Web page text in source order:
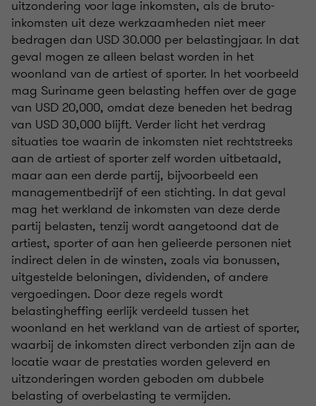
uitzondering voor lage inkomsten, als de bruto-
inkomsten uit deze werkzaamheden niet meer
bedragen dan USD 30.000 per belastingjaar. In dat
geval mogen ze alleen belast worden in het
woonland van de artiest of sporter. In het voorbeeld
mag Suriname geen belasting heffen over de gage
van USD 20,000, omdat deze beneden het bedrag
van USD 30,000 blijft. Verder licht het verdrag
situaties toe waarin de inkomsten niet rechtstreeks
aan de artiest of sporter zelf worden uitbetaald,
maar aan een derde partij, bijvoorbeeld een
managementbedrijf of een stichting. In dat geval
mag het werkland de inkomsten van deze derde
partij belasten, tenzij wordt aangetoond dat de
artiest, sporter of aan hen gelieerde personen niet
indirect delen in de winsten, zoals via bonussen,
uitgestelde beloningen, dividenden, of andere
vergoedingen. Door deze regels wordt
belastingheffing eerlijk verdeeld tussen het
woonland en het werkland van de artiest of sporter,
waarbij de inkomsten direct verbonden zijn aan de
locatie waar de prestaties worden geleverd en
uitzonderingen worden geboden om dubbele
belasting of overbelasting te vermijden.